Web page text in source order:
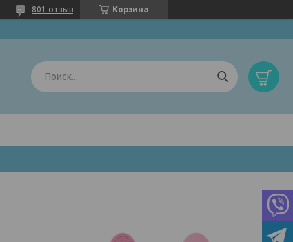
Корзина
801 отзыв